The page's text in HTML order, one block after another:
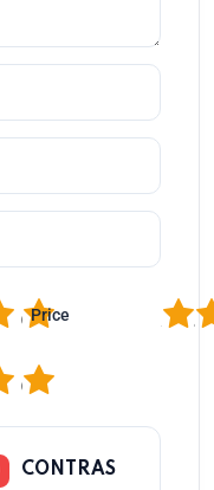
5 Price 2
5
CONTRAS